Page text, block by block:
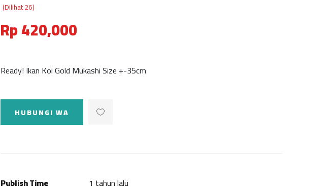
(Dilihat 26)
Rp 420,000
Ready! Ikan Koi Gold Mukashi Size +-35cm
HUBUNGI WA
Publish Time
1 tahun lalu